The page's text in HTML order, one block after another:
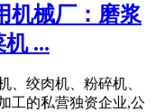
机械厂：磨浆
...
、绞肉机、粉碎机、
工的私营独资企业,公